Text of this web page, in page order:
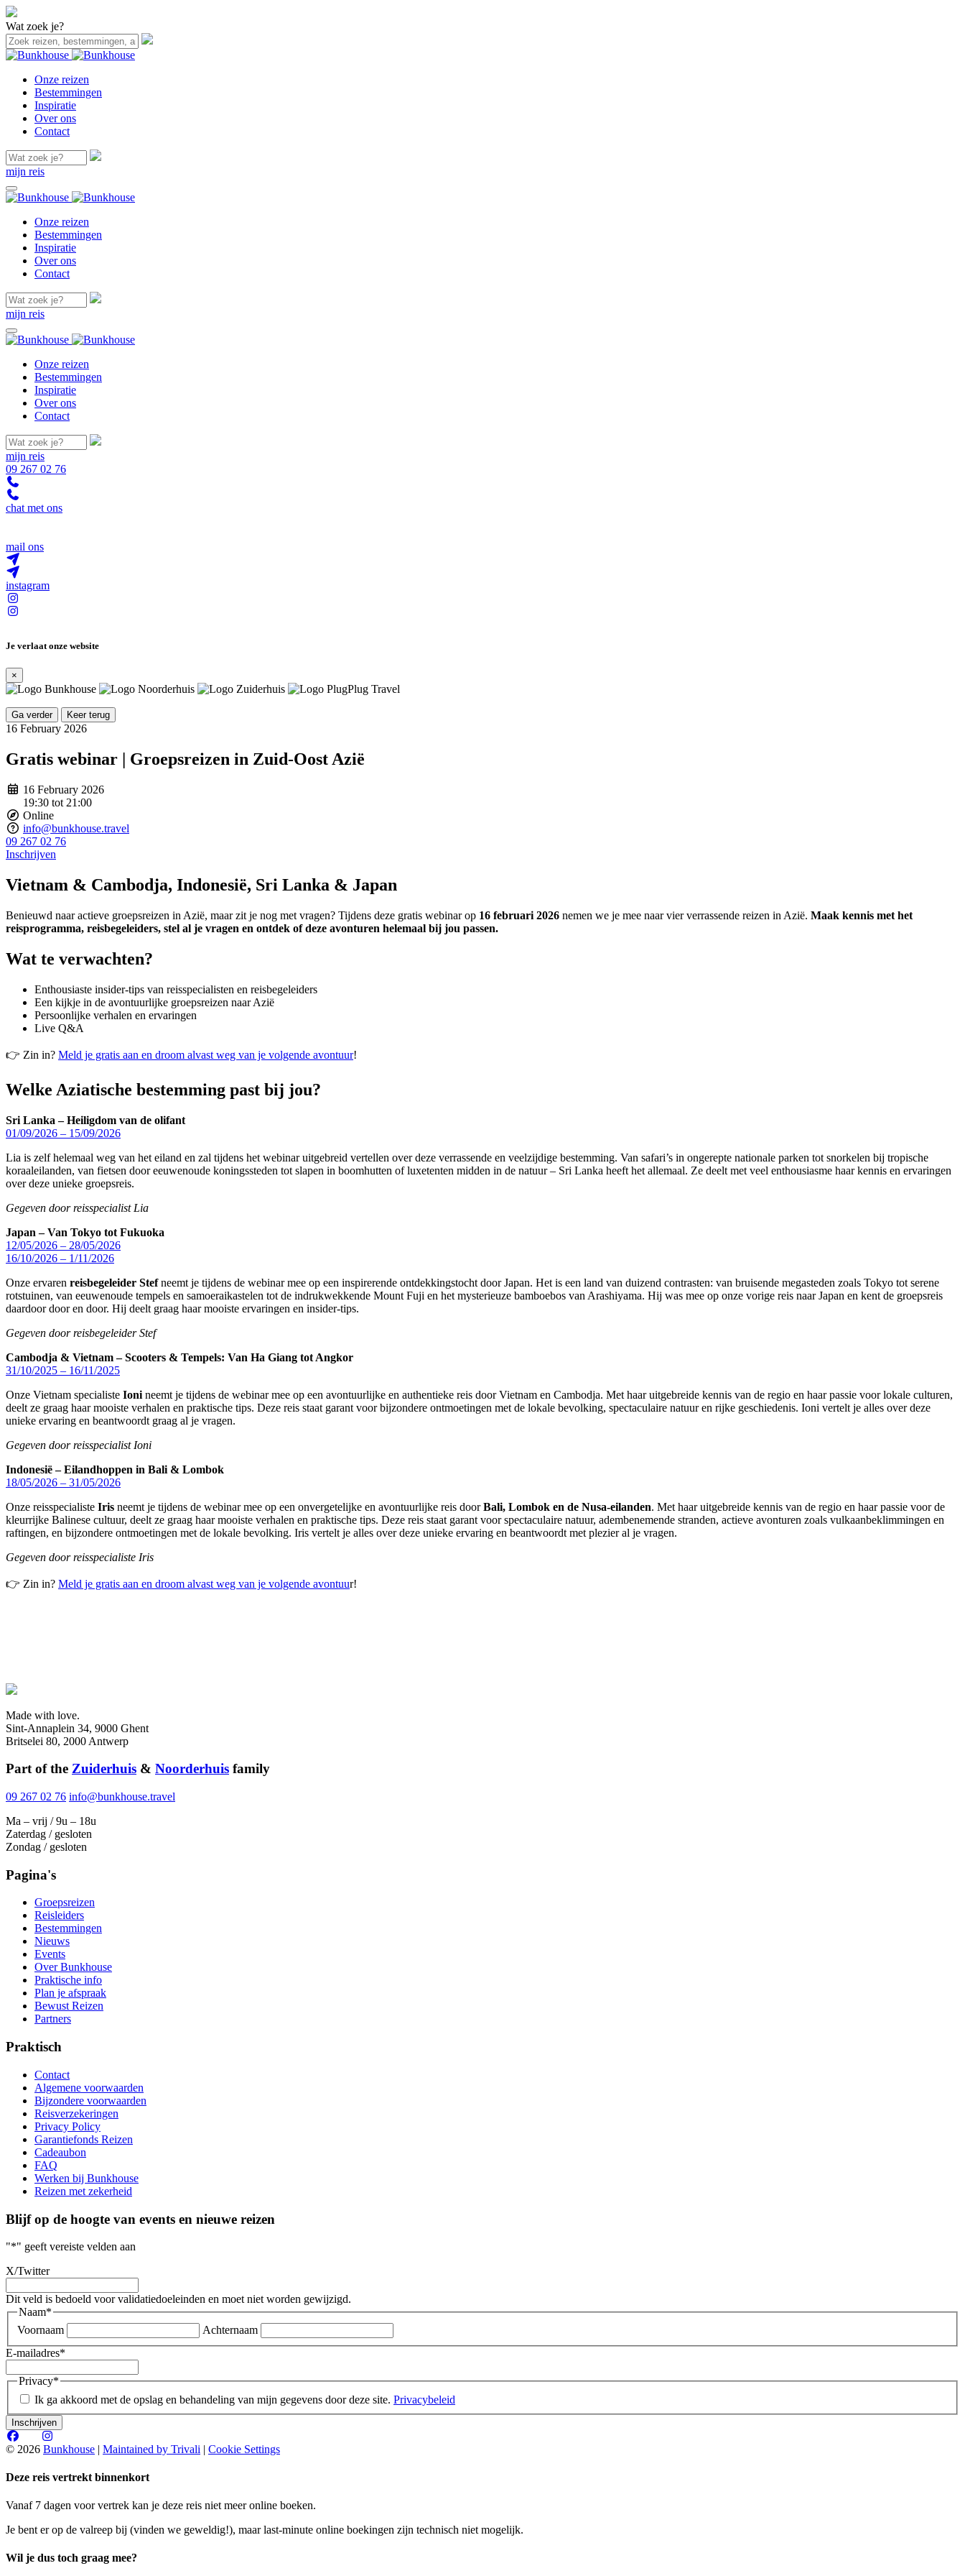
Wat zoek je?
Onze reizen
Bestemmingen
Inspiratie
Over ons
Contact
mijn reis
Onze reizen
Bestemmingen
Inspiratie
Over ons
Contact
mijn reis
Onze reizen
Bestemmingen
Inspiratie
Over ons
Contact
mijn reis
09 267 02 76
chat met ons
mail ons
instagram
Je verlaat onze website
×
Ga verder Keer terug
16 February 2026
Gratis webinar | Groepsreizen in Zuid-Oost Azië
16 February 2026
19:30 tot 21:00
Online
info@bunkhouse.travel
09 267 02 76
Inschrijven
Vietnam & Cambodja, Indonesië, Sri Lanka & Japan
Benieuwd naar actieve groepsreizen in Azië, maar zit je nog met vragen? Tijdens deze gratis webinar op 16 februari 2026 nemen we je mee naar vier verrassende reizen in Azië. Maak kennis met het
reisprogramma, reisbegeleiders, stel al je vragen en ontdek of deze avonturen helemaal bij jou passen.
Wat te verwachten?
Enthousiaste insider-tips van reisspecialisten en reisbegeleiders
Een kijkje in de avontuurlijke groepsreizen naar Azië
Persoonlijke verhalen en ervaringen
Live Q&A
👉 Zin in? Meld je gratis aan en droom alvast weg van je volgende avontuur!
Welke Aziatische bestemming past bij jou?
Sri Lanka – Heiligdom van de olifant
01/09/2026 – 15/09/2026
Lia is zelf helemaal weg van het eiland en zal tijdens het webinar uitgebreid vertellen over deze verrassende en veelzijdige bestemming. Van safari’s in ongerepte nationale parken tot snorkelen bij tropische
koraaleilanden, van fietsen door eeuwenoude koningssteden tot slapen in boomhutten of luxetenten midden in de natuur – Sri Lanka heeft het allemaal. Ze deelt met veel enthousiasme haar kennis en ervaringen
over deze unieke groepsreis.
Gegeven door reisspecialist Lia
Japan – Van Tokyo tot Fukuoka
12/05/2026 – 28/05/2026
16/10/2026 – 1/11/2026
Onze ervaren reisbegeleider Stefneemt je tijdens de webinar mee op een inspirerende ontdekkingstocht door Japan. Het is een land van duizend contrasten: van bruisende megasteden zoals Tokyo tot serene
rotstuinen, van eeuwenoude tempels en samoeraikastelen tot de indrukwekkende Mount Fuji en het mysterieuze bamboebos van Arashiyama. Hij was mee op onze vorige reis naar Japan en kent de groepsreis
daardoor door en door. Hij deelt graag haar mooiste ervaringen en insider-tips.
Gegeven door reisbegeleider Stef
Cambodja & Vietnam – Scooters & Tempels: Van Ha Giang tot Angkor
31/10/2025 – 16/11/2025
Onze Vietnam specialiste Ioni neemt je tijdens de webinar mee op een avontuurlijke en authentieke reis door Vietnam en Cambodja. Met haar uitgebreide kennis van de regio en haar passie voor lokale culturen,
deelt ze graag haar mooiste verhalen en praktische tips. Deze reis staat garant voor bijzondere ontmoetingen met de lokale bevolking, spectaculaire natuur en rijke geschiedenis. Ioni vertelt je alles over deze
unieke ervaring en beantwoordt graag al je vragen.
Gegeven door reisspecialist Ioni
Indonesië – Eilandhoppen in Bali & Lombok
18/05/2026 – 31/05/2026
Onze reisspecialiste Iris neemt je tijdens de webinar mee op een onvergetelijke en avontuurlijke reis doorBali, Lombok en de Nusa-eilanden. Met haar uitgebreide kennis van de regio en haar passie voor de
kleurrijke Balinese cultuur, deelt ze graag haar mooiste verhalen en praktische tips. Deze reis staat garant voor spectaculaire natuur, adembenemende stranden, actieve avonturen zoals vulkaanbeklimmingen en
raftingen, en bijzondere ontmoetingen met de lokale bevolking. Iris vertelt je alles over deze unieke ervaring en beantwoordt met plezier al je vragen.
Gegeven door reisspecialiste Iris
👉 Zin in? Meld je gratis aan en droom alvast weg van je volgende avontuur!
Made with love.
Sint-Annaplein 34, 9000 Ghent
Britselei 80, 2000 Antwerp
Part of the Zuiderhuis & Noorderhuis family
09 267 02 76 info@bunkhouse.travel
Ma – vrij / 9u – 18u
Zaterdag / gesloten
Zondag / gesloten
Pagina's
Groepsreizen
Reisleiders
Bestemmingen
Nieuws
Events
Over Bunkhouse
Praktische info
Plan je afspraak
Bewust Reizen
Partners
Praktisch
Contact
Algemene voorwaarden
Bijzondere voorwaarden
Reisverzekeringen
Privacy Policy
Garantiefonds Reizen
Cadeaubon
FAQ
Werken bij Bunkhouse
Reizen met zekerheid
Blijf op de hoogte van events en nieuwe reizen
"*" geeft vereiste velden aan
X/Twitter
Dit veld is bedoeld voor validatiedoeleinden en moet niet worden gewijzigd.
Naam*
Voornaam
Achternaam
E-mailadres*
Privacy*
Ik ga akkoord met de opslag en behandeling van mijn gegevens door deze site. Privacybeleid
© 2026 Bunkhouse | Maintained by Trivali | Cookie Settings
Deze reis vertrekt binnenkort
Vanaf 7 dagen voor vertrek kan je deze reis niet meer online boeken.
Je bent er op de valreep bij (vinden we geweldig!), maar last-minute online boekingen zijn technisch niet mogelijk.
Wil je dus toch graag mee?